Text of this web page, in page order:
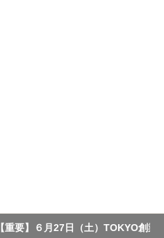
【重要】６月27日（土）TOKYO創